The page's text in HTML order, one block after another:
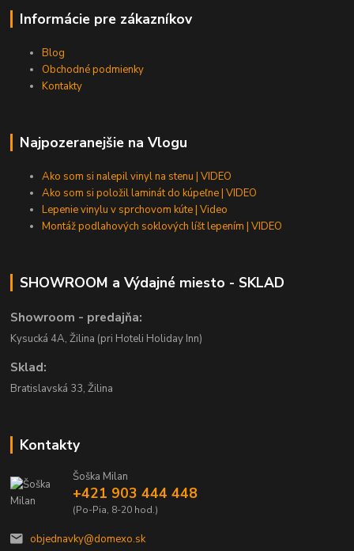
Informácie pre zákazníkov
Blog
Obchodné podmienky
Kontakty
Najpozeranejšie na Vlogu
Ako som si nalepil vinyl na stenu | VIDEO
Ako som si položil laminát do kúpeľne | VIDEO
Lepenie vinylu v sprchovom kúte | Video
Montáž podlahových soklových líšt lepením | VIDEO
SHOWROOM a Výdajné miesto - SKLAD
Showroom - predajňa:
Kysucká 4A, Žilina (pri Hoteli Holiday Inn)
Sklad:
Bratislavská 33, Žilina
Kontakty
Šoška Milan
+421 903 444 448
(Po-Pia, 8-20 hod.)
objednavky@domexo.sk